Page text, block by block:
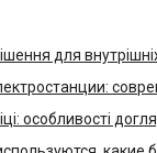
для внутрішніх
особливості